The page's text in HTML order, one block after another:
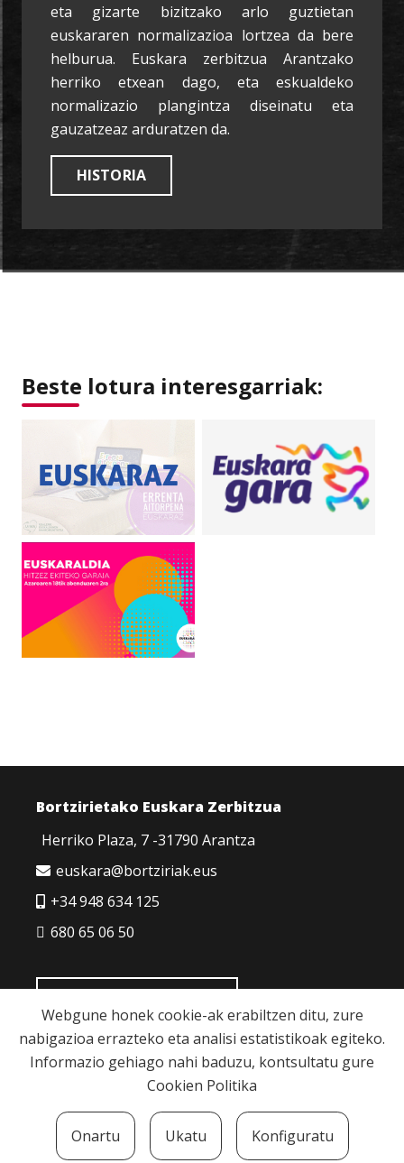
eta gizarte bizitzako arlo guztietan
euskararen normalizazioa lortzea da bere
helburua. Euskara zerbitzua Arantzako
herriko etxean dago, eta eskualdeko
normalizazio plangintza diseinatu eta
gauzatzeaz arduratzen da.
HISTORIA
Beste lotura interesgarriak:
Bortzirietako Euskara Zerbitzua
Herriko Plaza, 7 -31790 Arantza
euskara@bortziriak.eus
+34 948 634 125
680 65 06 50
Cookie politika | Pribatutasun politika |
Lege
oharra
Webgune honek cookie-ak erabiltzen ditu, zure
nabigazioa errazteko eta analisi estatistikoak egiteko.
Informazio gehiago nahi baduzu, kontsultatu gure
Cookien Politika
Onartu Ukatu Konfiguratu